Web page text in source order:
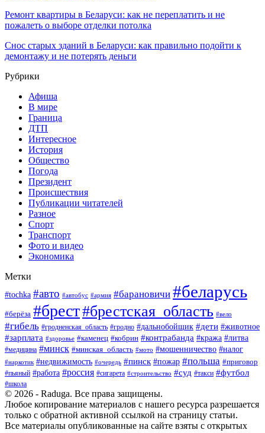
Ремонт квартиры в Беларуси: как не переплатить и не
пожалеть о выборе отделки потолка
Снос старых зданий в Беларуси: как правильно подойти к
демонтажу и не потерять деньги
Рубрики
Афиша
В мире
Граница
ДТП
Интересное
История
Общество
Погода
Президент
Происшествия
Публикации читателей
Разное
Спорт
Транспорт
Фото и видео
Экономика
Метки
#tochka #авто #автобус #армия #барановичи #беларусь
#берёза #брест#брестская_область #вело
#гибель #гродненская_область #гродно #дальнобойщик #дети #животное
#зарплата #здоровье #каменец #кобрин #контрабанда #кража #литва
#медицина #минск #минская_область #мото #мошенничество #налог
#наркотик #недвижимость #очередь #пинск #пожар #польша #приговор
#пьяный #работа #россия #сигарета #строительство #суд #такси #футбол
#школа
© 2026 - Raduga. Все права защищены.
Любое копирование материалов с нашего ресурса разрешается
только с обратной активной ссылкой на страницу статьи.
Все материалы опубликованные на сайте взяты с открытых